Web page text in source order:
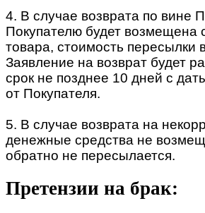
4. В случае возврата по вине
Покупателю будет возмещена
товара, стоимость пересылки
Заявление на возврат будет
срок не позднее 10 дней с
от Покупателя.
5. В случае возврата на
денежные средства не
обратно не пересылается.
Претензии на брак: